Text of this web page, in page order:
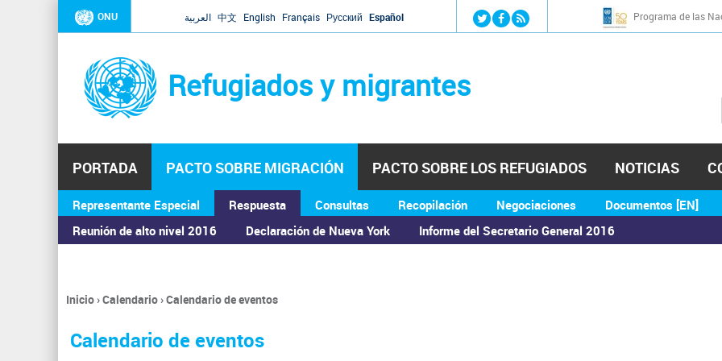
Jump to navigation
ONU العربية 中文 English Français Русский Español Programa de las
Refugiados y migrantes
PORTADA PACTO SOBRE MIGRACIÓN
Representante Especial
Respuesta
Reunión de alto nivel 2016
Declaración de Nueva York Informe del Secretario General 2016
Consultas Recopilación Negociaciones Documentos [EN]
PACTO SOBRE LOS REFUGIADOS NOTICIAS
ASAMBLEA GENERAL
Se
encuentra
usted
Inicio›Calendario›Calendario de eventos
Calendario de eventos